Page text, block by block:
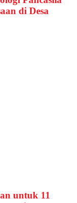
di Desa
untuk 11